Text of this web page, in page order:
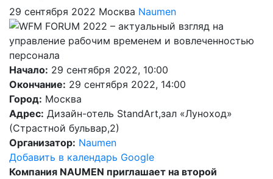
29 сентября 2022 Москва Naumen
Начало: 29 сентября 2022, 10:00
Окончание: 29 сентября 2022, 14:00
Город: Москва
Адрес: Дизайн-отель StandArt,зал «Луноход»
(Страстной бульвар,2)
Организатор: Naumen
Добавить в календарь Google
Компания NAUMEN приглашает на второй